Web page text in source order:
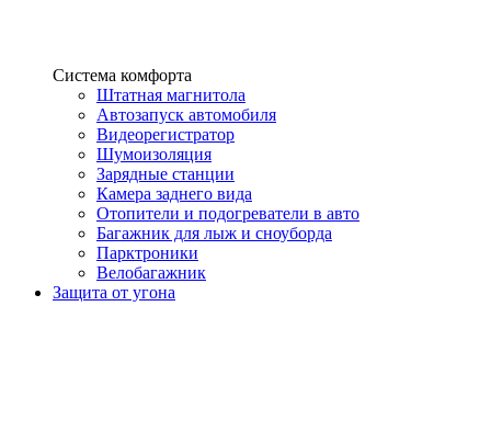
Система комфорта
Штатная магнитола
Автозапуск автомобиля
Видеорегистратор
Шумоизоляция
Зарядные станции
Камера заднего вида
Отопители и подогреватели в авто
Багажник для лыж и сноуборда
Парктроники
Велобагажник
Защита от угона